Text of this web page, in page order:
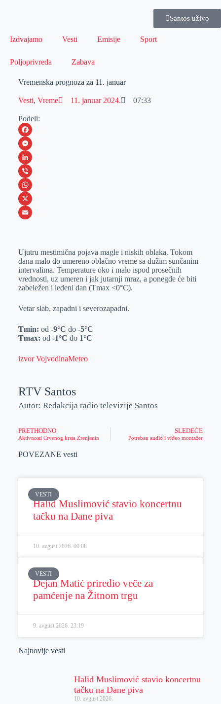
Santos uživo
Izdvajamo Vesti Emisije Sport
Poljoprivreda Zabava
Vremenska prognoza za 11. januar
Vesti, Vreme 11. januar 2024. 07:33
Podeli:
F
a
c
e
b
o
M
e
s
s
e
e
r
L
i
n
k
I
n
V
i
b
W
h
s
A
p
X
a
i
l
Ujutru mestimična pojava magle i niskih oblaka. Tokom
dana malo do umereno oblačno vreme sa dužim sunčanim
intervalima. Temperature oko i malo ispod prosečnih
vrednosti, uz umeren i jak jutarnji mraz, a ponegde će biti
zabeležen i ledeni dan (Tmax <0°C).
Vetar slab, zapadni i severozapadni.
Tmin: od -9°C do -5°C
Tmax: od -1°C do 1°C
izvor VojvodinaMeteo
RTV Santos
Autor: Redakcija radio televizije Santos
PRETHODNO
Aktivnosti Crvenog krsta Zrenjanin
SLEDEĆE
Potreban audio i video montažer
POVEZANE vesti
VESTI
Halid Muslimović stavio koncertnu
tačku na Dane piva
10. avgust 2026. 00:08
VESTI
Dejan Matić priredio veče za
pamćenje na Žitnom trgu
9. avgust 2026. 23:19
Najnovije vesti
Halid Muslimović stavio koncertnu
tačku na Dane piva
10. avgust 2026.